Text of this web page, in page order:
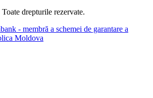
drepturile rezervate.
- membră a schemei de garantare a
Moldova